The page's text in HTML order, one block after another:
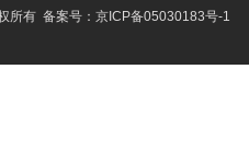
所有 备案号：京ICP备05030183号-1